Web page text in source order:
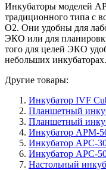
Инкубаторы моделей
традиционного типа с
O2. Они удобны для
ЭКО или для
того для целей ЭКО
небольших инкубаторах.
Другие товары:
Инкубатор IVF
Планшетный
Планшетный
Инкубатор APM-
Инкубатор APC-
Инкубатор APC-
Настольный